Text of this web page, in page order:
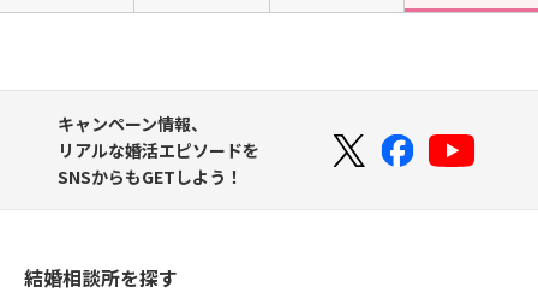
キャンペーン情報、
リアルな婚活エピソードを
SNSからもGETしよう！
結婚相談所を探す